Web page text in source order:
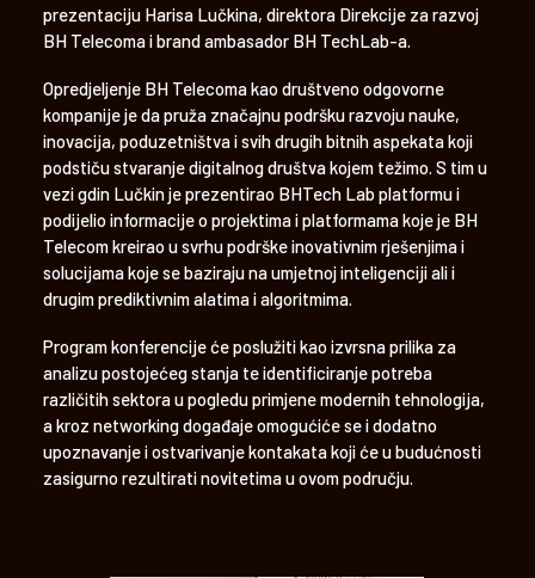
prezentaciju Harisa Lučkina, direktora Direkcije za razvoj
BH Telecoma i brand ambasador BH TechLab-a.
Opredjeljenje BH Telecoma kao društveno odgovorne
kompanije je da pruža značajnu podršku razvoju nauke,
inovacija, poduzetništva i svih drugih bitnih aspekata koji
podstiču stvaranje digitalnog društva kojem težimo. S tim u
vezi gdin Lučkin je prezentirao BHTech Lab platformu i
podijelio informacije o projektima i platformama koje je BH
Telecom kreirao u svrhu podrške inovativnim rješenjima i
solucijama koje se baziraju na umjetnoj inteligenciji ali i
drugim prediktivnim alatima i algoritmima.
Program konferencije će poslužiti kao izvrsna prilika za
analizu postojećeg stanja te identificiranje potreba
različitih sektora u pogledu primjene modernih tehnologija,
a kroz networking događaje omogućiće se i dodatno
upoznavanje i ostvarivanje kontakata koji će u budućnosti
zasigurno rezultirati novitetima u ovom području.